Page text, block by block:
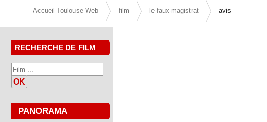
Accueil Toulouse Web film le-faux-magistrat avis
RECHERCHE DE FILM
OK
PANORAMA